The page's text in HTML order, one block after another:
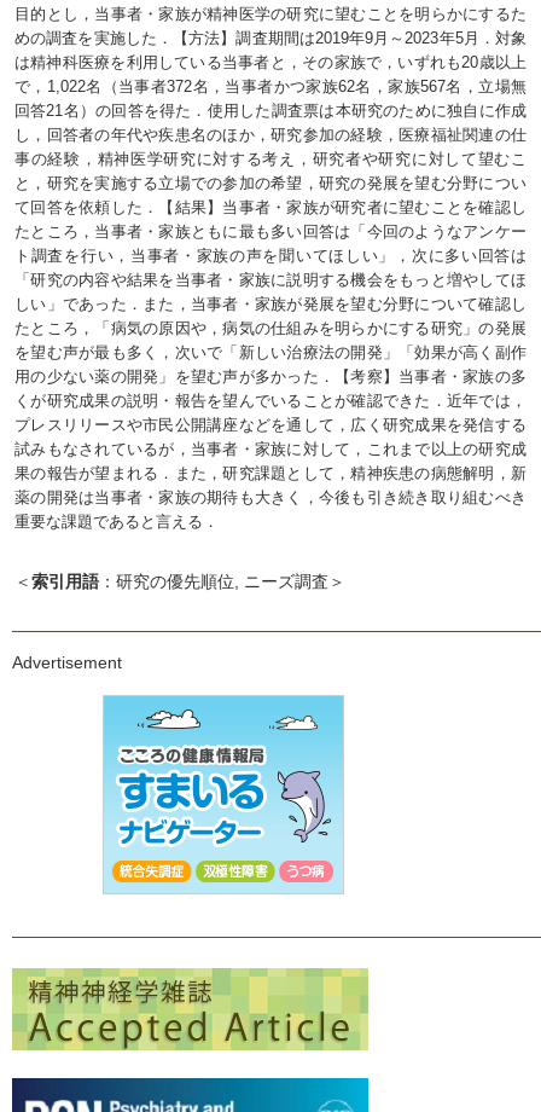
目的とし，当事者・家族が精神医学の研究に望むことを明らかにするた
めの調査を実施した．【方法】調査期間は2019年9月～2023年5月．対象
は精神科医療を利用している当事者と，その家族で，いずれも20歳以上
で，1,022名（当事者372名，当事者かつ家族62名，家族567名，立場無
回答21名）の回答を得た．使用した調査票は本研究のために独自に作成
し，回答者の年代や疾患名のほか，研究参加の経験，医療福祉関連の仕
事の経験，精神医学研究に対する考え，研究者や研究に対して望むこ
と，研究を実施する立場での参加の希望，研究の発展を望む分野につい
て回答を依頼した．【結果】当事者・家族が研究者に望むことを確認し
たところ，当事者・家族ともに最も多い回答は「今回のようなアンケー
ト調査を行い，当事者・家族の声を聞いてほしい」，次に多い回答は
「研究の内容や結果を当事者・家族に説明する機会をもっと増やしてほ
しい」であった．また，当事者・家族が発展を望む分野について確認し
たところ，「病気の原因や，病気の仕組みを明らかにする研究」の発展
を望む声が最も多く，次いで「新しい治療法の開発」「効果が高く副作
用の少ない薬の開発」を望む声が多かった．【考察】当事者・家族の多
くが研究成果の説明・報告を望んでいることが確認できた．近年では，
プレスリリースや市民公開講座などを通して，広く研究成果を発信する
試みもなされているが，当事者・家族に対して，これまで以上の研究成
果の報告が望まれる．また，研究課題として，精神疾患の病態解明，新
薬の開発は当事者・家族の期待も大きく，今後も引き続き取り組むべき
重要な課題であると言える．
＜索引用語 ：研究の優先順位, ニーズ調査＞
Advertisement